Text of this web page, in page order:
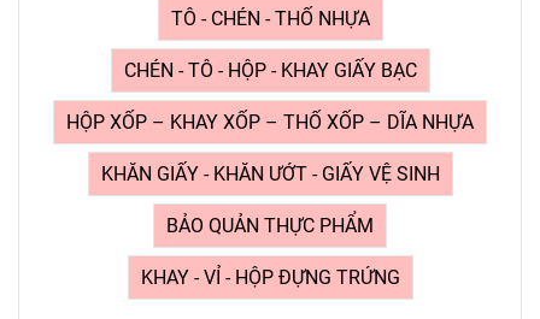
TÔ - CHÉN - THỐ NHỰA
CHÉN - TÔ - HỘP - KHAY GIẤY BẠC
HỘP XỐP – KHAY XỐP – THỐ XỐP – DĨA NHỰA
KHĂN GIẤY - KHĂN ƯỚT - GIẤY VỆ SINH
BẢO QUẢN THỰC PHẨM
KHAY - VỈ - HỘP ĐỰNG TRỨNG